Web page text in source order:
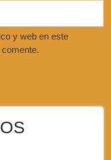
y web en este